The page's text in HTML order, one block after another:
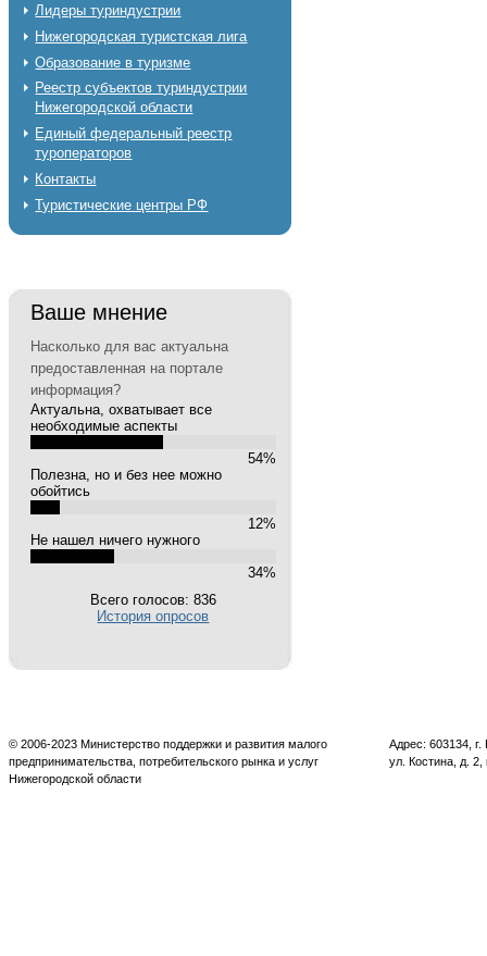
Лидеры туриндустрии
Нижегородская туристская лига
Образование в туризме
Реестр субъектов туриндустрии
Нижегородской области
Единый федеральный реестр
туроператоров
Контакты
Туристические центры РФ
Ваше мнение
Насколько для вас актуальна
предоставленная на портале
информация?
Актуальна, охватывает все
необходимые аспекты
54%
Полезна, но и без нее можно
обойтись
12%
Не нашел ничего нужного
34%
Всего голосов: 836
История опросов
© 2006-2023 Министерство поддержки и развития малого
предпринимательства, потребительского рынка и услуг
Нижегородской области
Адрес: 603134,
ул. Костина, д. 2,